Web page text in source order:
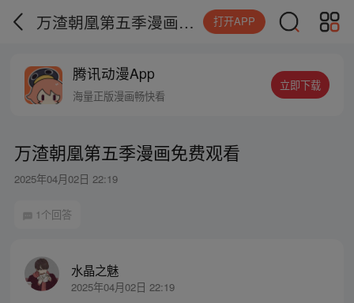
万渣朝凰第五季漫画免费观看 打开APP
腾讯动漫App
海量正版漫画畅快看
立即下载
万渣朝凰第五季漫画免费观看
2025年04月02日 22:19
1个回答
水晶之魅
2025年04月02日 22:19